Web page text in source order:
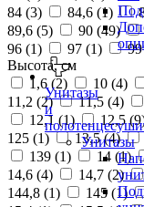
Унитазы
и
Унитазы
84 (3) 84,6 (1)
89,6 (5) 90 (49)
96 (1) 97 (1)
Высота, см
1,6 (2) 10 (4)
11,2 (2) 11,5 (4)
12,1 (1) 12,5 (9
125 (1) 13,5 (4)
139 (1) 14 (1)
14,6 (4) 14,7 (2)
144,8 (1) 145 (1)